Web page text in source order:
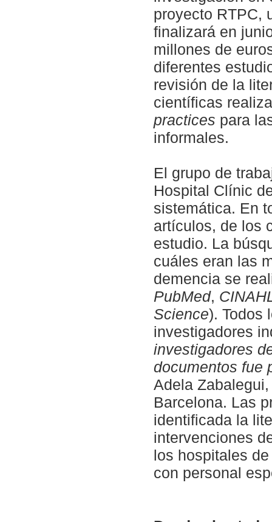
proyecto RTPC,
finalizará en
millones de
diferentes
revisión de la
científicas
practices para
informales.
El grupo de
Hospital Clínic
sistemática. En
artículos, de los
estudio. La
cuáles eran las
demencia se
PubMed,
Science). Todos
investigadores
investigadores
documentos fue
Adela
Barcelona. Las
identificada la
intervenciones
los hospitales
con personal